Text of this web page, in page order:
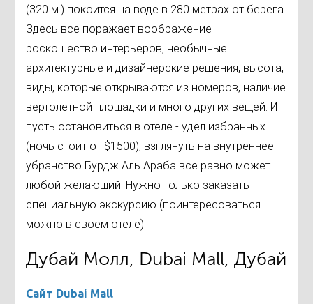
(320 м.) покоится на воде в 280 метрах от берега.
Здесь все поражает воображение -
роскошество интерьеров, необычные
архитектурные и дизайнерские решения, высота,
виды, которые открываются из номеров, наличие
вертолетной площадки и много других вещей. И
пусть остановиться в отеле - удел избранных
(ночь стоит от $1500), взглянуть на внутреннее
убранство Бурдж Аль Араба все равно может
любой желающий. Нужно только заказать
специальную экскурсию (поинтересоваться
можно в своем отеле).
Дубай Молл, Dubai Mall, Дубай
Сайт Dubai Mall